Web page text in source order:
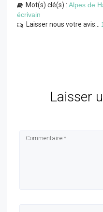
Mot(s) clé(s) : Alpes de
écrivain
Laisser nous votre avis...
Laisser